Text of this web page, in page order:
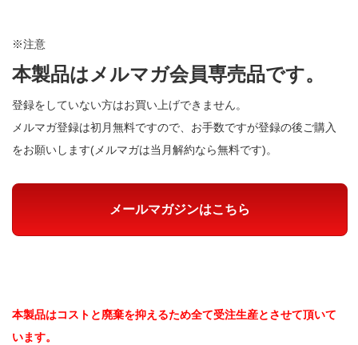
※注意
本製品はメルマガ会員専売品です。
登録をしていない方はお買い上げできません。
メルマガ登録は初月無料ですので、お手数ですが登録の後ご購入
をお願いします(メルマガは当月解約なら無料です)。
メールマガジンはこちら
本製品はコストと廃棄を抑えるため全て受注生産とさせて頂いて
います。